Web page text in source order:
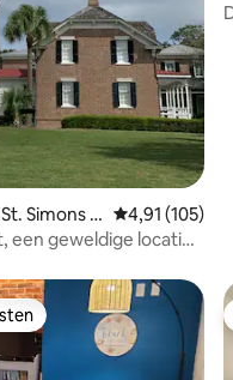
Simons Is Gemiddelde
4,91 (105)
een geweldige locatie